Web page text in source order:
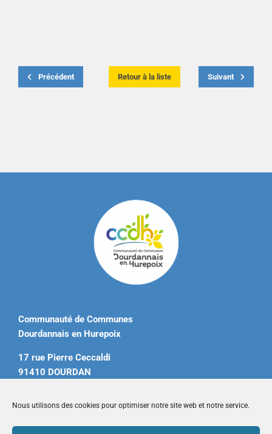
Nous utilisons des cookies pour optimiser notre site web et notre service.
Précédent Retour à la liste Suivant
Communauté de Communes
Dourdannais en Hurepoix
17 rue Pierre Ceccaldi
91410 DOURDAN
contact@ccdourdannais.com